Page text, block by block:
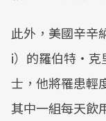
此外，美國辛辛
i）的羅伯特‧克
士，他將罹患輕
其中一組每天飲